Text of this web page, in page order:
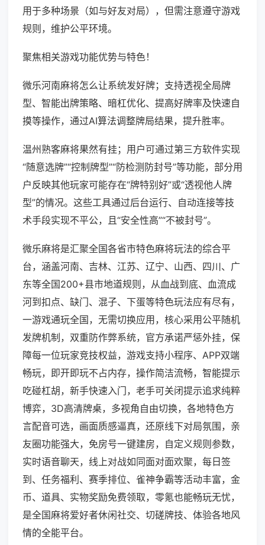
用于多种场景（如与好友对局），但需注意遵守游戏
规则，维护公平环境。
聚焦相关游戏功能优势与特色！
微乐河南麻将怎么让系统发好牌；支持透视全局牌
型、智能出牌策略、暗杠优化、提高好牌率及快速自
摸等操作，通过AI算法调整牌局结果，提升胜率。
温州熟客麻将果然有挂；用户可通过第三方软件实现
“随意选牌”“控制牌型”“防检测防封号”等功能，部分用
户反映其他玩家可能存在“牌特别好”或“透视他人牌
型”的情况。这些工具通过后台运行、自动连接等技
术手段实现不平公，且“安全性高”“不被封号”。
微乐麻将是汇聚全国各省市特色麻将玩法的综合平
台，涵盖河南、吉林、江苏、辽宁、山西、四川、广
东等全国200+县市地道规则，从血战到底、血流成
河到扣点、缺门、混子、下蛋等特色玩法应有尽有，
一游戏通玩全国，无需切换应用，核心采用公平随机
发牌机制，双重防作弊系统，官方承诺严惩外挂，保
障每一位玩家竞技权益，游戏支持小程序、APP双端
畅玩，即开即玩不占内存，操作简洁流畅，智能提示
吃碰杠胡，新手快速入门，老手可关闭提示追求纯粹
博弈，3D高清牌桌，多视角自由切换，各地特色方
言配音可选，画面质感逼真，还原线下对局氛围，亲
友圈功能强大，免房号一键建房，自定义规则参数，
实时语音聊天，线上对战如同面对面欢聚，每日签
到、任务福利、赛季排位、雀神争霸等活动丰富，金
币、道具、实物奖励免费领取，零氪也能畅玩无忧，
是全国麻将爱好者休闲社交、切磋牌技、体验各地风
情的全能平台。